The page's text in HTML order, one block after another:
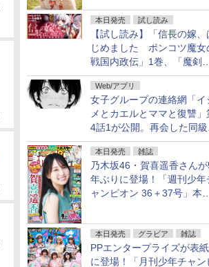
本日発売 試し読み
【試し読み】「信長の嫁、
じめました ポンコツ魔女
戦国内政伝」1巻、「魔剣の
花嫁 -ヴァルキュリア-」1
本日発売
Web/アプリ
女子グループの連絡網「イ
メとカエルとママと復讐」
4話1が公開。再会した同級
は……
本日発売 雑誌
乃木坂46・賀喜遥香さん
年ぶりに登場！「週刊少年
ャンピオン 36＋37号」本日
本日発売 グラビア 雑誌
PPエンタープライズが表紙
に登場！「月刊少年チャン